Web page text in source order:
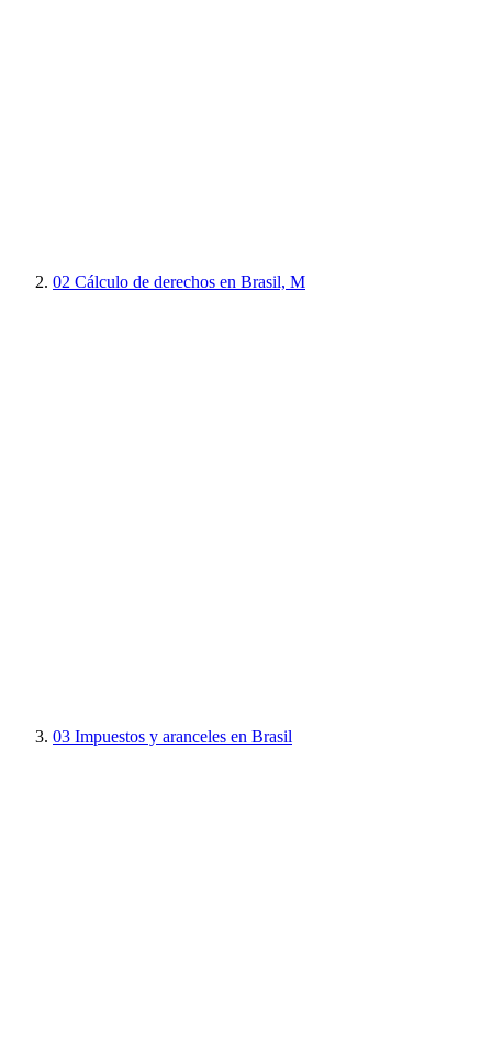
02 Cálculo de derechos en Brasil, M
03 Impuestos y aranceles en Brasil